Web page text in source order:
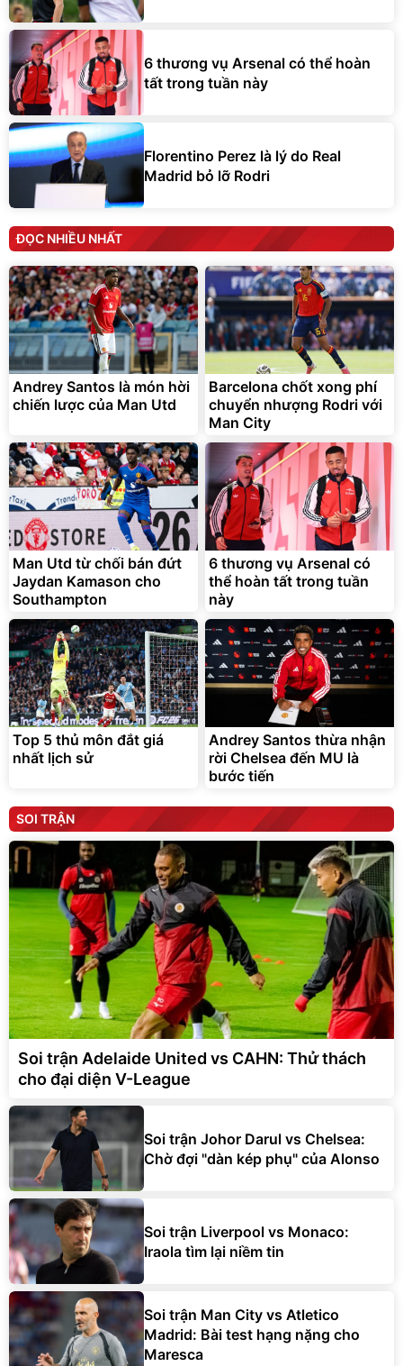
6 thương vụ Arsenal có thể hoàn
tất trong tuần này
Florentino Perez là lý do Real
Madrid bỏ lỡ Rodri
ĐỌC NHIỀU NHẤT
Andrey Santos là món hời
chiến lược của Man Utd
Barcelona chốt xong phí
chuyển nhượng Rodri với
Man City
Man Utd từ chối bán đứt
Jaydan Kamason cho
Southampton
6 thương vụ Arsenal có
thể hoàn tất trong tuần
này
Top 5 thủ môn đắt giá
nhất lịch sử
Andrey Santos thừa nhận
rời Chelsea đến MU là
bước tiến
SOI TRẬN
Soi trận Adelaide United vs CAHN: Thử thách
cho đại diện V-League
Soi trận Johor Darul vs Chelsea:
Chờ đợi "dàn kép phụ" của Alonso
Soi trận Liverpool vs Monaco:
Iraola tìm lại niềm tin
Soi trận Man City vs Atletico
Madrid: Bài test hạng nặng cho
Maresca